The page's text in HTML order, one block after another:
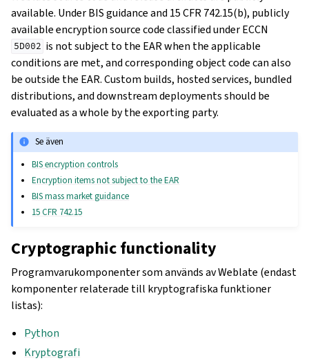
available. Under BIS guidance and 15 CFR 742.15(b), publicly
available encryption source code classified under ECCN
5D002 is not subject to the EAR when the applicable
conditions are met, and corresponding object code can also
be outside the EAR. Custom builds, hosted services, bundled
distributions, and downstream deployments should be
evaluated as a whole by the exporting party.
Se även
BIS encryption controls
Encryption items not subject to the EAR
BIS mass market guidance
15 CFR 742.15
Cryptographic functionality
Programvarukomponenter som används av Weblate (endast
komponenter relaterade till kryptografiska funktioner
listas):
Python
Kryptografi